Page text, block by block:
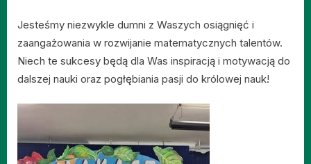
Jesteśmy niezwykle dumni z Waszych osiągnięć i
zaangażowania w rozwijanie matematycznych talentów.
Niech te sukcesy będą dla Was inspiracją i motywacją do
dalszej nauki oraz pogłębiania pasji do królowej nauk!